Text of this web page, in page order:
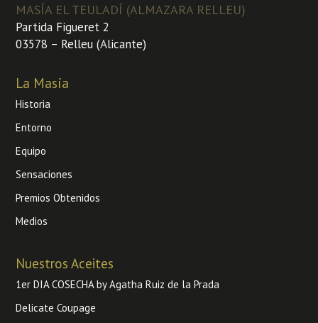
MASÍA EL TEULADÍ (ALMAZARA RELLEU)
Partida Figueret 2
03578 – Relleu (Alicante)
La Masía
Historia
Entorno
Equipo
Sensaciones
Premios Obtenidos
Medios
Nuestros Aceites
1er DIA COSECHA by Agatha Ruiz de la Prada
Delicate Coupage